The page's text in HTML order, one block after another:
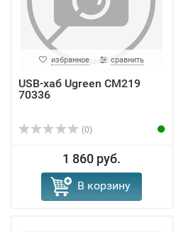
избранное сравнить
USB-хаб Ugreen CM219
70336
(0)
1 860 руб.
В корзину